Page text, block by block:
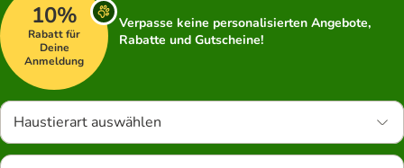
10%
Rabatt für
Deine
Anmeldung
Verpasse keine personalisierten Angebote,
Rabatte und Gutscheine!
Haustierart auswählen